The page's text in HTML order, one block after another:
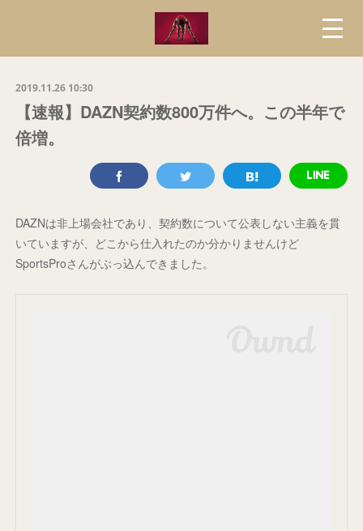
2019.11.26 10:30
【速報】DAZN契約数800万件へ。この半年で
倍増。
DAZNは非上場会社であり、契約数について公表しない主義を貫
いていますが、どこから仕入れたのか分かりませんけど
SportsProさんがぶっ込んできました。